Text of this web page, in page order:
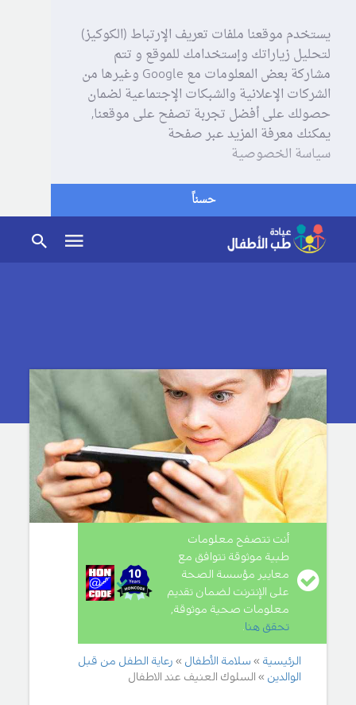
يستخدم موقعنا ملفات تعريف الإرتباط (الكوكيز)
لتحليل زياراتك وإستخدامك للموقع و تتم
مشاركة بعض المعلومات مع Google وغيرها من
الشركات الإعلانية والشبكات الإجتماعية لضمان
حصولك على أفضل تجربة تصفح على موقعنا,
يمكنك معرفة المزيد عبر صفحة
سياسة الخصوصية
حسناً
أنت تتصفح معلومات
طبية موثوقة تتوافق مع
معايير مؤسسة الصحة
على الإنترنت لضمان تقديم
معلومات صحية موثوقة,
تحقق هنا.
الرئيسية سلامة الأطفال
رعاية الطفل من قبل
الوالدين
السلوك العنيف عند الاطفال